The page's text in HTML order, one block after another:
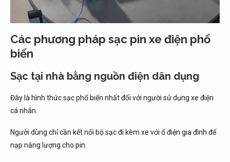
Các phương pháp sạc pin xe điện phổ
biến
Sạc tại nhà bằng nguồn điện dân dụng
Đây là hình thức sạc phổ biến nhất đối với người sử dụng xe điện
cá nhân.
Người dùng chỉ cần kết nối bộ sạc đi kèm xe với ổ điện gia đình để
nạp năng lượng cho pin.